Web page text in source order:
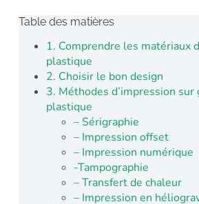
Table des matières
1. Comprendre les matériaux
plastique
2. Choisir le bon design
3. Méthodes d’impression sur
plastique
– Sérigraphie
– Impression offset
– Impression numérique
-Tampographie
– Transfert de chaleur
– Impression en